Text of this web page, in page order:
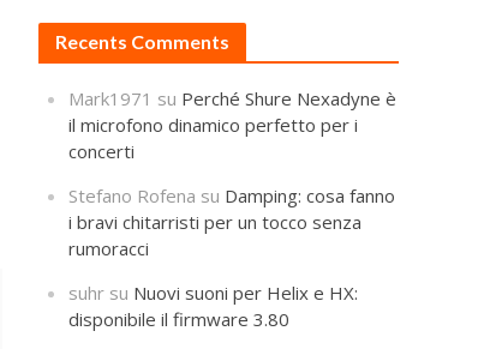
Recents Comments
Mark1971 su Perché Shure Nexadyne è
il microfono dinamico perfetto per i
concerti
Stefano Rofena su Damping: cosa fanno
i bravi chitarristi per un tocco senza
rumoracci
suhr su Nuovi suoni per Helix e HX:
disponibile il firmware 3.80